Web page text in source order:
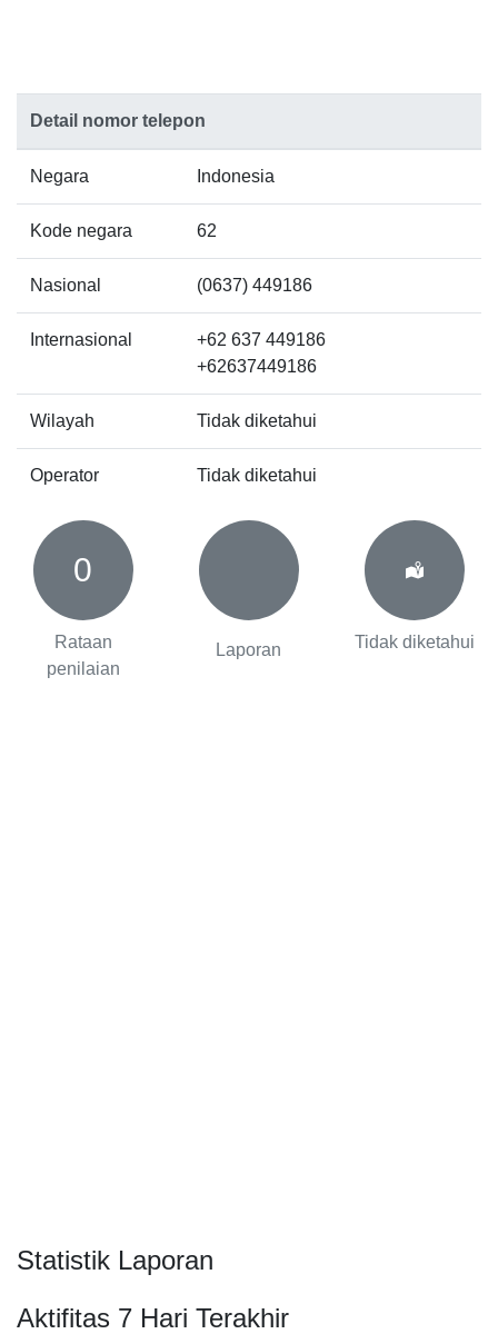
Detail nomor telepon
Negara Indonesia
Kode negara 62
Nasional (0637) 449186
Internasional
+62 637 449186
+62637449186
Wilayah Tidak diketahui
Operator Tidak diketahui
0
Rataan
penilaian
Laporan Tidak diketahui
Statistik Laporan
Aktifitas 7 Hari Terakhir